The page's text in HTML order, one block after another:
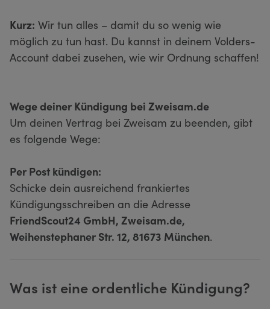
Kurz: Wir tun alles – damit du so wenig wie
möglich zu tun hast. Du kannst in deinem Volders-
Account dabei zusehen, wie wir Ordnung schaffen!
Wege deiner Kündigung bei Zweisam.de
Um deinen Vertrag bei Zweisam zu beenden, gibt
es folgende Wege:
Per Post kündigen:
Schicke dein ausreichend frankiertes
Kündigungsschreiben an die Adresse
FriendScout24 GmbH, Zweisam.de,
Weihenstephaner Str. 12, 81673 München.
Was ist eine ordentliche Kündigung?